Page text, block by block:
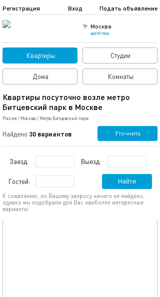
Москва
другой город
Подать объявление
Регистрация Вход
Квартиры Студии
Дома Комнаты
Квартиры посуточно возле метро
Битцевский парк в Москве
Россия / Москва / Метро Битцевский парк
Найдено 30 вариантов Уточнить
Заезд: Выезд:
Гостей: Найти
К сожалению, по Вашему запросу ничего не найдено,
однако мы подобрали для Вас наиболее интересные
варианты: